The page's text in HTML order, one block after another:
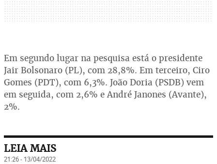
Em segundo lugar na pesquisa está o presidente
Jair Bolsonaro (PL), com 28,8%. Em terceiro, Ciro
Gomes (PDT), com 6,3%. João Doria (PSDB) vem
em seguida, com 2,6% e André Janones (Avante),
2%.
LEIA MAIS
21:26 - 13/04/2022